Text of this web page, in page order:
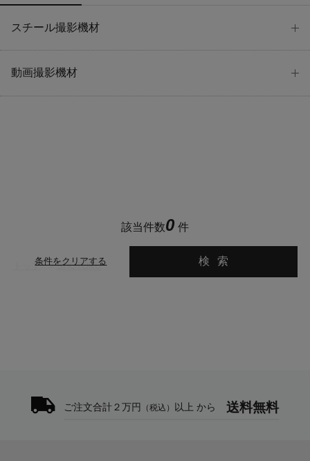
スチール撮影機材
動画撮影機材
該当件数0 件
検索
条件をクリアする
トップ >SHOTOKU
ご注文合計２万円 （税込） 以上 から 送料無料